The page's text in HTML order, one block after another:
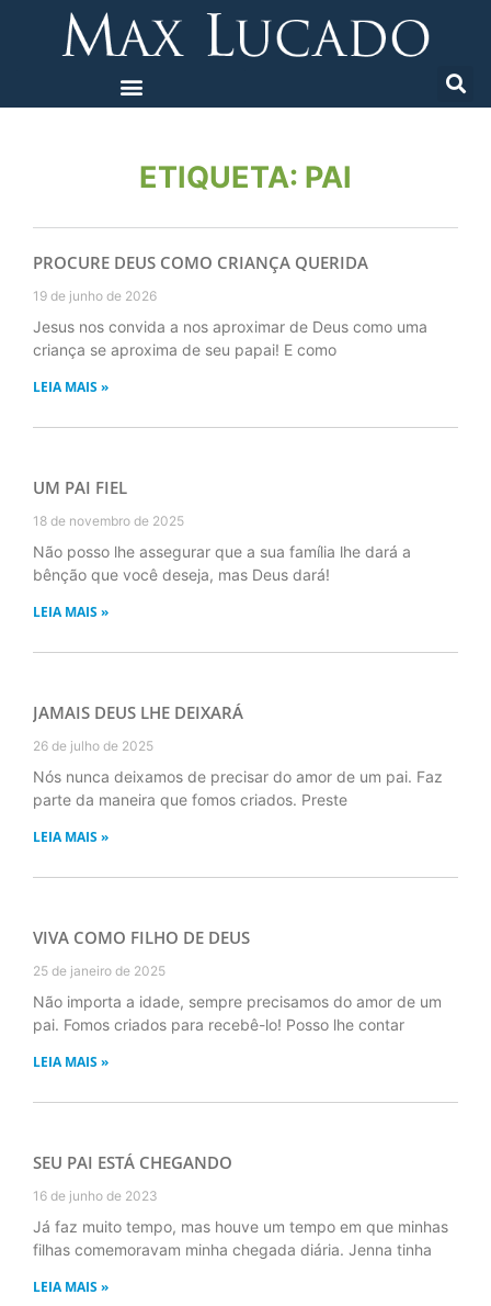
ETIQUETA: PAI
PROCURE DEUS COMO CRIANÇA QUERIDA
19 de junho de 2026
Jesus nos convida a nos aproximar de Deus como uma
criança se aproxima de seu papai! E como
LEIA MAIS »
UM PAI FIEL
18 de novembro de 2025
Não posso lhe assegurar que a sua família lhe dará a
bênção que você deseja, mas Deus dará!
LEIA MAIS »
JAMAIS DEUS LHE DEIXARÁ
26 de julho de 2025
Nós nunca deixamos de precisar do amor de um pai. Faz
parte da maneira que fomos criados. Preste
LEIA MAIS »
VIVA COMO FILHO DE DEUS
25 de janeiro de 2025
Não importa a idade, sempre precisamos do amor de um
pai. Fomos criados para recebê-lo! Posso lhe contar
LEIA MAIS »
SEU PAI ESTÁ CHEGANDO
16 de junho de 2023
Já faz muito tempo, mas houve um tempo em que minhas
filhas comemoravam minha chegada diária. Jenna tinha
LEIA MAIS »